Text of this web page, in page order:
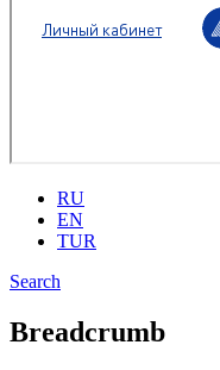
RU
EN
TUR
Search
Breadcrumb